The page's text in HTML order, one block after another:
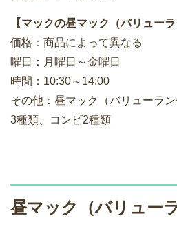
【マックの昼マック（バリューラ
価格：商品によって異なる
曜日：月曜日～金曜日
時間：10:30～14:00
その他：昼マック（バリューラ
3種類、コンビ2種類
昼マック（バリュー